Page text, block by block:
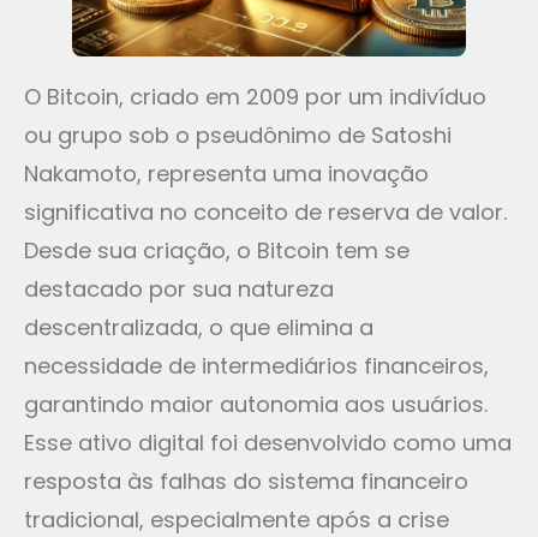
O Bitcoin, criado em 2009 por um indivíduo
ou grupo sob o pseudônimo de Satoshi
Nakamoto, representa uma inovação
significativa no conceito de reserva de valor.
Desde sua criação, o Bitcoin tem se
destacado por sua natureza
descentralizada, o que elimina a
necessidade de intermediários financeiros,
garantindo maior autonomia aos usuários.
Esse ativo digital foi desenvolvido como uma
resposta às falhas do sistema financeiro
tradicional, especialmente após a crise